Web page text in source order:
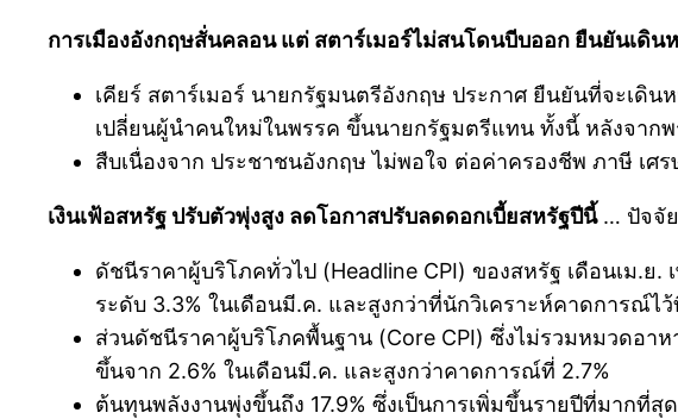
การเมืองอังกฤษสั่นคลอน แต่ สตาร์เมอร์ไม่สนโดนบีบออก ยืนยันเดิน
เคียร์ สตาร์เมอร์ นายกรัฐมนตรีอังกฤษ ประกาศ ยืนยันที่จะเดิ
เปลี่ยนผู้นำคนใหม่ในพรรค ขึ้นนายกรัฐมตรีแทน ทั้งนี้ หลังจาก
สืบเนื่องจาก ประชาชนอังกฤษ ไม่พอใจ ต่อค่าครองชีพ ภาษี เ
เงินเฟ้อสหรัฐ ปรับตัวพุ่งสูง ลดโอกาสปรับลดดอกเบี้ยสหรัฐปีนี้… ปัจจัย
ดัชนีราคาผู้บริโภคทั่วไป (Headline CPI) ของสหรัฐ เดือนเม.ย
ระดับ 3.3% ในเดือนมี.ค. และสูงกว่าที่นักวิเคราะห์คาดการณ์
ส่วนดัชนีราคาผู้บริโภคพื้นฐาน (Core CPI) ซึ่งไม่รวมหมวดอา
ขึ้นจาก 2.6% ในเดือนมี.ค. และสูงกว่าคาดการณ์ที่ 2.7%
ต้นทุนพลังงานพุ่งขึ้นถึง 17.9% ซึ่งเป็นการเพิ่มขึ้นรายปีที่มากที่